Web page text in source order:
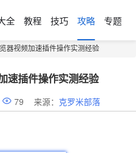
全 教程 技巧 攻略 专题
器视频加速插件操作实测经验
速插件操作实测经验
79 来源： 克罗米部落